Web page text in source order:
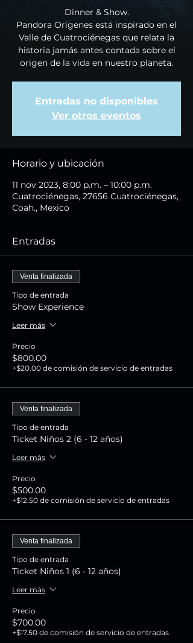
Dinner & Show.
Pandora Orígenes está inspirado en el
Valle de Cuatrociénegas que relata la
historia jamás antes contada sobre el
origen de la vida en nuestro planeta.
Entradas no disponibles
Ver otros eventos
Horario y ubicación
11 nov 2023, 8:00 p.m. – 10:00 p.m.
Cuatrociénegas, 27656 Cuatrociénegas,
Coah., Mexico
Entradas
Venta finalizada
Tipo de entrada
Show Experience
Leer más
Precio
$800.00
+$20.00 de comisión de servicio de entradas
Venta finalizada
Tipo de entrada
Ticket Niños 2 (6 - 12 años)
Leer más
Precio
$500.00
+$12.50 de comisión de servicio de entradas
Venta finalizada
Tipo de entrada
Ticket Niños 1 (6 - 12 años)
Leer más
Precio
$700.00
+$17.50 de comisión de servicio de entradas